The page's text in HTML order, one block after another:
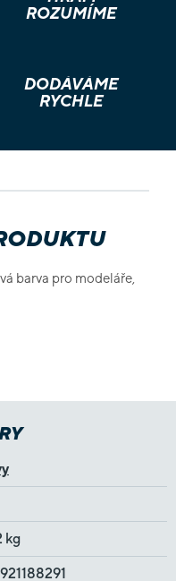
ROZUMÍME
DODÁVÁME
RYCHLE
barva pro modeláře,
kg